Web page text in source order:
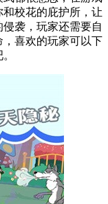
校花的庇护所，让
袭，玩家还需要自
喜欢的玩家可以下